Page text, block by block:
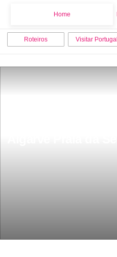
Home
Roteiros Visitar Portugal